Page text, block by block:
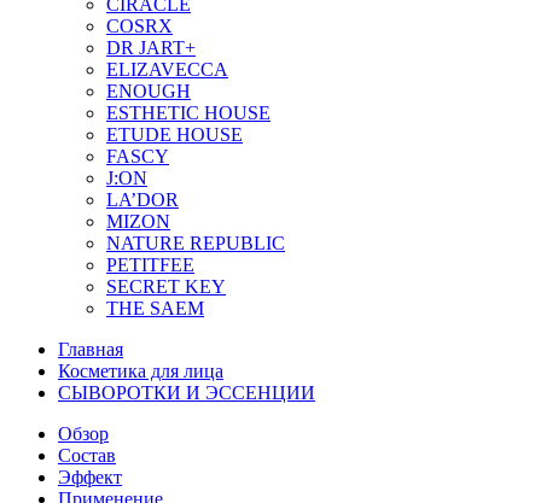
CIRACLE
COSRX
DR JART+
ELIZAVECCA
ENOUGH
ESTHETIC HOUSE
ETUDE HOUSE
FASCY
J:ON
LA’DOR
MIZON
NATURE REPUBLIC
PETITFEE
SEСRET KEY
THE SAEM
Главная
Косметика для лица
СЫВОРОТКИ И ЭССЕНЦИИ
Обзор
Состав
Эффект
Применение